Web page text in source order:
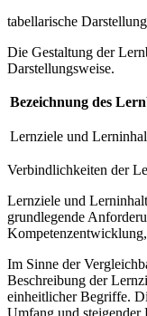
tabellarische
Die Gestaltung der
Darstellungsweise.
Bezeichnung des
Lernziele und
Verbindlichkeiten der
Lernziele und
grundlegende
Im Sinne der
Beschreibung der
einheitlicher Begriffe.